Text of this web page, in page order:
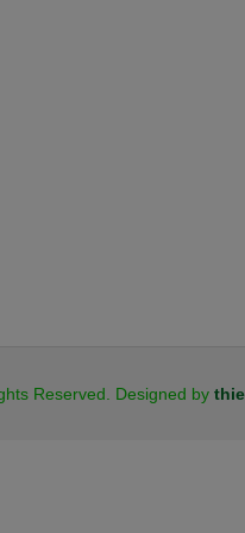
Reserved. Designed by